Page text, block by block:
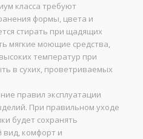
класса требуют
формы, цвета и
стирать при щадящих
мягкие моющие средства,
температур при
в сухих, проветриваемых
правил эксплуатации
При правильном уходе
будет сохранять
комфорт и